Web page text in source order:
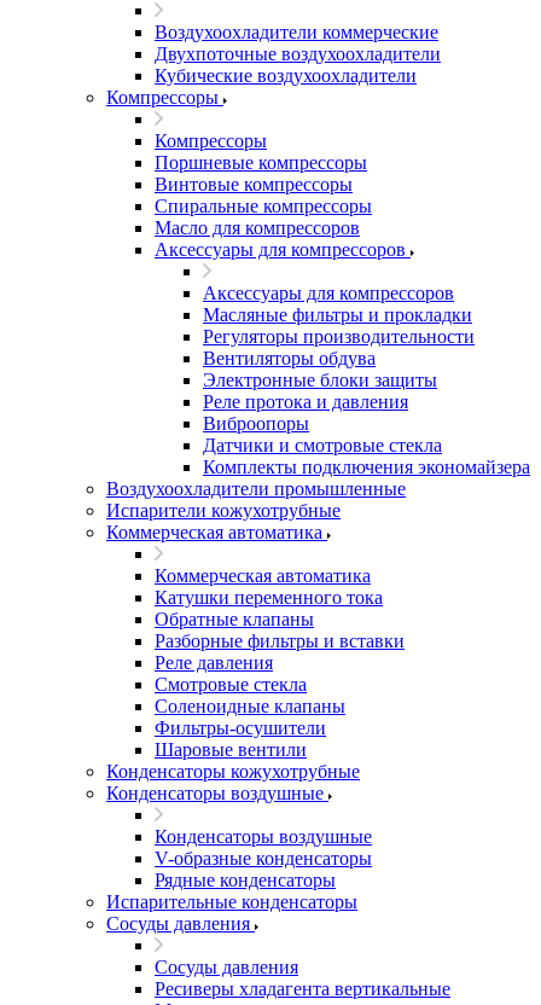
Воздухоохладители коммерческие
Двухпоточные воздухоохладители
Кубические воздухоохладители
Компрессоры
Компрессоры
Поршневые компрессоры
Винтовые компрессоры
Спиральные компрессоры
Масло для компрессоров
Аксессуары для компрессоров
Аксессуары для компрессоров
Масляные фильтры и прокладки
Регуляторы производительности
Вентиляторы обдува
Электронные блоки защиты
Реле протока и давления
Виброопоры
Датчики и смотровые стекла
Комплекты подключения экономайзера
Воздухоохладители промышленные
Испарители кожухотрубные
Коммерческая автоматика
Коммерческая автоматика
Катушки переменного тока
Обратные клапаны
Разборные фильтры и вставки
Реле давления
Смотровые стекла
Соленоидные клапаны
Фильтры-осушители
Шаровые вентили
Конденсаторы кожухотрубные
Конденсаторы воздушные
Конденсаторы воздушные
V-образные конденсаторы
Рядные конденсаторы
Испарительные конденсаторы
Сосуды давления
Сосуды давления
Ресиверы хладагента вертикальные